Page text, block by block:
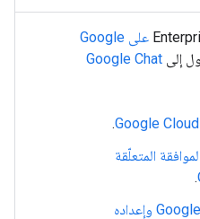
على Google
إلى Google Chat
.
المتعلّقة
.